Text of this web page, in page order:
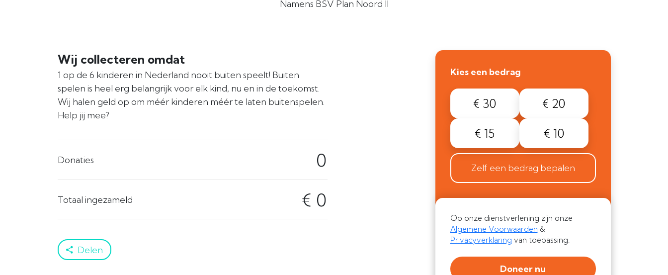
Namens BSV Plan Noord II
Wij collecteren omdat
1 op de 6 kinderen in Nederland nooit buiten speelt! Buiten
spelen is heel erg belangrijk voor elk kind, nu en in de toekomst.
Wij halen geld op om méér kinderen méér te laten buitenspelen.
Help jij mee?
Donaties 0
Totaal ingezameld € 0
Delen
Kies een bedrag
€ 30
€ 20
€ 15
€ 10
Zelf een bedrag bepalen
Op onze dienstverlening zijn onze
Algemene Voorwaarden &
Privacyverklaring van toepassing.
Doneer nu